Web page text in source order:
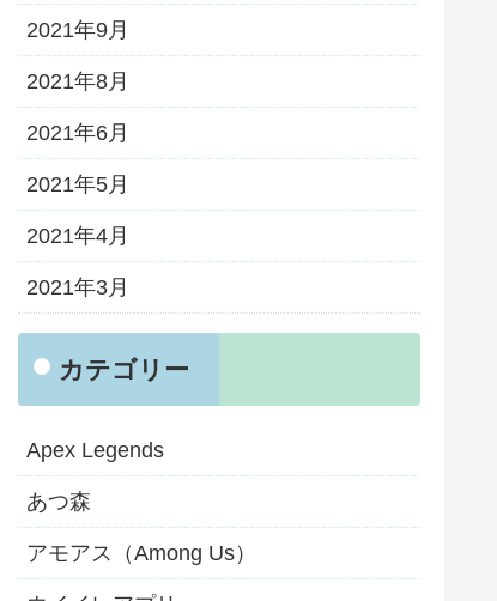
2021年9月
2021年8月
2021年6月
2021年5月
2021年4月
2021年3月
カテゴリー
Apex Legends
あつ森
アモアス（Among Us）